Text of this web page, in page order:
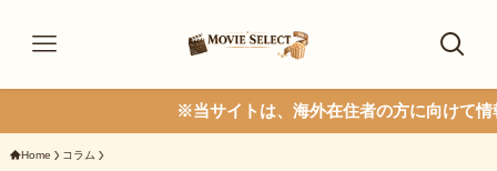
※当サイトは、海外在住者の方に向けて情報を発信して
Home コラム